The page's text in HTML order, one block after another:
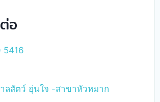
อ
5416
ลสัตว์ อุ่นใจ -สาขาหัวหมาก